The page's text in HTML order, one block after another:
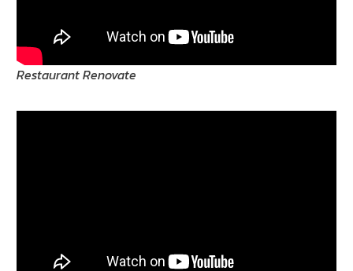
Restaurant Renovate